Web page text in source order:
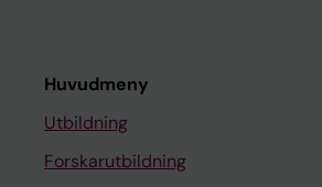
Huvudmeny
Utbildning
Forskarutbildning